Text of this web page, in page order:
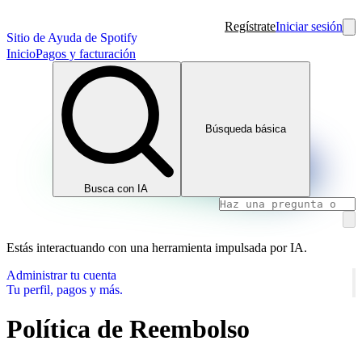
Sitio de Ayuda de Spotify
RegístrateIniciar sesión
InicioPagos y facturación
Busca con IA
Búsqueda básica
Estás interactuando con una herramienta impulsada por IA.
Administrar tu cuenta
Tu perfil, pagos y más.
Política de Reembolso